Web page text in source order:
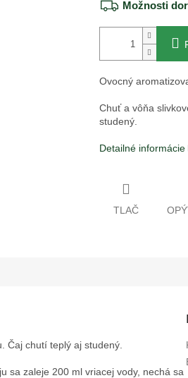
Možnosti
Ovocný
Chuť a vôňa
studený.
Detailné informácie
TLAČ
Čaj chutí teplý aj studený.
sa zaleje 200 ml vriacej vody, nechá sa